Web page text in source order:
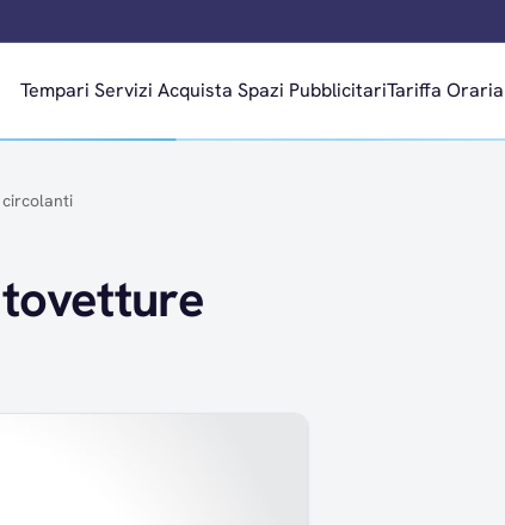
Tempari Servizi Acquista Spazi PubblicitariTariffa Oraria